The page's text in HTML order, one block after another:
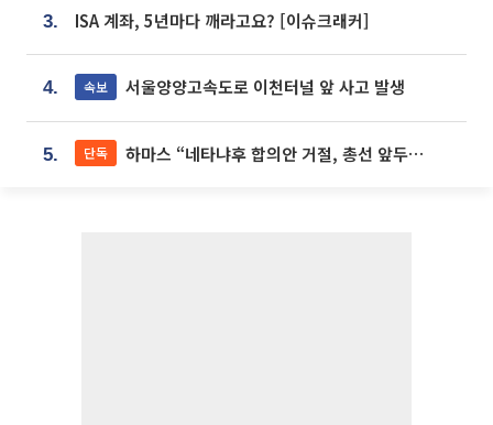
3. ISA 계좌, 5년마다 깨라고요? [이슈크래커]
4. 속보 서울양양고속도로 이천터널 앞 사고 발생
5. 단독 하마스 “네타냐후 합의안 거절, 총선 앞두고 시간 끌기”